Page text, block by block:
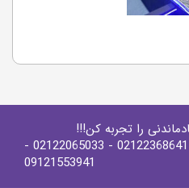
را تجربه کن!!!
- 02122065033
-
09121553941